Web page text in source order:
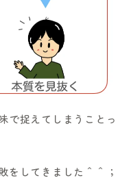
で捉えてしまうことっ
をしてきました＾＾；